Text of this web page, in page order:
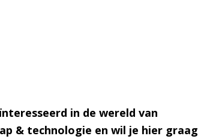
in de wereld van
& technologie en wil je hier graag